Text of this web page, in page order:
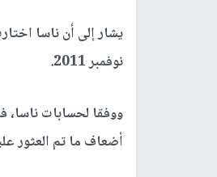
نوفمبر 2011.
أضعاف ما تم العثور